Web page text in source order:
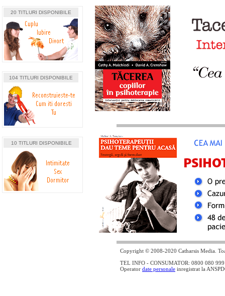
20 TITLURI DISPONIBILE
104 TITLURI DISPONIBILE
10 TITLURI DISPONIBILE
Copyright © 2008-2020 Catharsis Media.
TEL INFO - CONSUMATOR: 0800 080
Operator date personale inregistrat la